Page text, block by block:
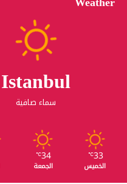
Istanbul
سماء صافية
33
℃
الخميس
34
℃
الجمعة